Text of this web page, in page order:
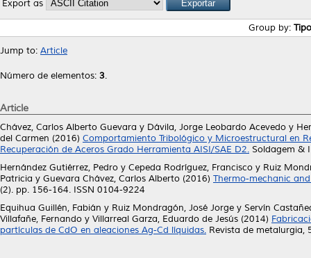
Export as
Group by:
Jump to: Article
Número de elementos: 3.
Article
Chávez, Carlos Alberto Guevara y Dávila, Jorge Leobardo Acevedo y
del Carmen (2016) Comportamiento Tribológico y Microestructural en
Recuperación de Aceros Grado Herramienta AISI/SAE D2. Soldagem &
Hernández Gutiérrez, Pedro y Cepeda Rodríguez, Francisco y Ruiz
Patricia y Guevara Chávez, Carlos Alberto (2016) Thermo-mechanic
(2). pp. 156-164. ISSN 0104-9224
Equihua Guillén, Fabián y Ruiz Mondragón, José Jorge y Servín
Villafañe, Fernando y Villarreal Garza, Eduardo de Jesús (2014)
partículas de CdO en aleaciones Ag-Cd líquidas. Revista de metalurgia,